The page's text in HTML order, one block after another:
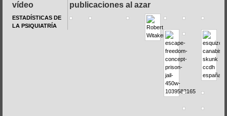
publicaciones al azar
vídeo
ESTADÍSTICAS DE
LA PSIQUIATRÍA